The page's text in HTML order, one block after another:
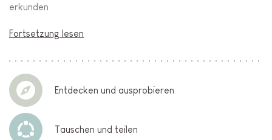
erkunden
Fortsetzung lesen
Entdecken und ausprobieren
Tauschen und teilen